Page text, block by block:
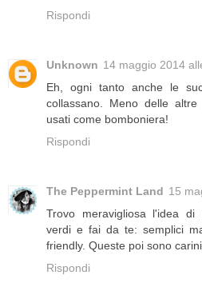
Rispondi
Unknown 14 maggio 2014
Eh, ogni tanto anche le
collassano. Meno delle
usati come bomboniera!
Rispondi
The Peppermint Land 15
Trovo meravigliosa l'idea di
verdi e fai da te: semplici
friendly. Queste poi sono
Rispondi